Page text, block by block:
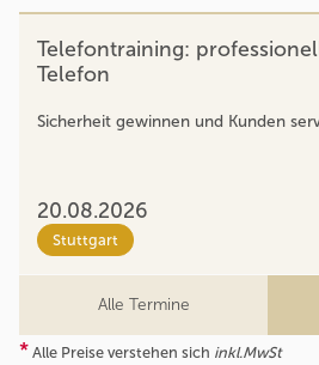
Telefontraining:
Telefon
Sicherheit gewinnen und Kunden
20.08.2026
Stuttgart
Alle Termine
* Alle Preise verstehen sich inkl.MwSt